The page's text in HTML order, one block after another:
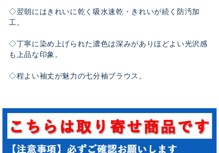
◇翌朝にはきれいに乾く吸水速乾・きれいが続く防汚加
工。
◇丁寧に染め上げられた濃色は深みがありほどよい光沢感
も上品な印象。
◇程よい袖丈が魅力の七分袖ブラウス。